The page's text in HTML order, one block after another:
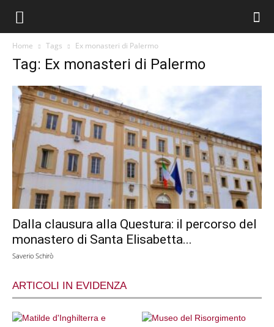
Home Tags Ex monasteri di Palermo
Tag: Ex monasteri di Palermo
Dalla clausura alla Questura: il percorso del
monastero di Santa Elisabetta...
Saverio Schirò
ARTICOLI IN EVIDENZA